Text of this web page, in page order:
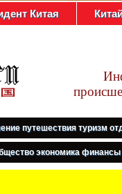
Китая
путешествия туризм
экономика финансы